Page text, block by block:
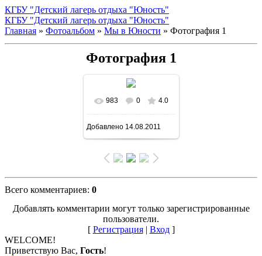
КГБУ "Детский лагерь отдыха "Юность"
КГБУ "Детский лагерь отдыха "Юность"
Главная » Фотоальбом » Мы в Юности » Фотография 1
Фотография 1
В реальном размере
1500x1125/ 264.9Kb
983 0 4.0
Добавлено14.08.2011
Всего комментариев: 0
Добавлять комментарии могут только зарегистрированные
пользователи.
[ Регистрация| Вход]
WELCOME!
Приветствую Вас, Гость!